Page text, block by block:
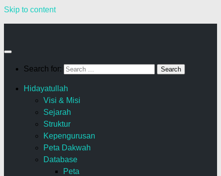
Skip to content
Search for:
Hidayatullah
Visi & Misi
Sejarah
Struktur
Kepengurusan
Peta Dakwah
Database
Peta